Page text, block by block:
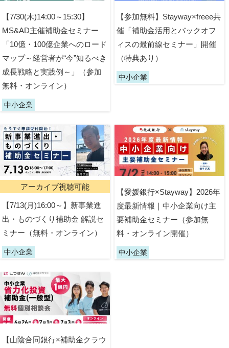
【7/30(木)14:00～15:30】
MS&AD主催補助金セミナー
「10億・100億企業へのロード
マップ～経営者が“今”知るべき
成長戦略と実践例～」（参加
無料・オンライン）
中小企業
【参加無料】Stayway×freee共
催「補助金活用とバックオフ
ィスの最前線セミナー」開催
（特典あり）
中小企業
アーカイブ視聴可能
【7/13(月)16:00～】新事業進
出・ものづくり補助金 解説セ
ミナー（無料・オンライン）
中小企業
【愛媛銀行×Stayway】2026年
度最新情報｜中小企業向け主
要補助金セミナー（参加無
料・オンライン開催）
中小企業
【山陰合同銀行×補助金クラウ